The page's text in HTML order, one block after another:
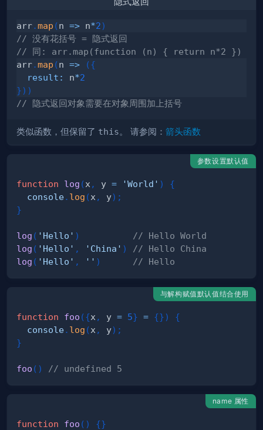
arr.map (n => n*2)
// 没有花括号 = 隐式返回
// 同: arr.map(function (n) { return n*2 })
arr.map (n => ({
result : n*2
}) )
// 隐式返回对象需要在对象周围加上括号
类似函数，但保留了 this。 请参阅： 箭头函数
参数设置默认值
function log (x , y = 'World' )
{
console. log (x , y) ;
}
log ( 'Hello' )
// Hello World
log ( 'Hello' , 'China' )
// Hello China
log ( 'Hello' , '' ) // Hello
与解构赋值默认值结合使用
function foo ({x , y = 5} = {})
{
console. log (x , y) ;
}
foo ( ) // undefined 5
name 属性
function foo ( ) {}